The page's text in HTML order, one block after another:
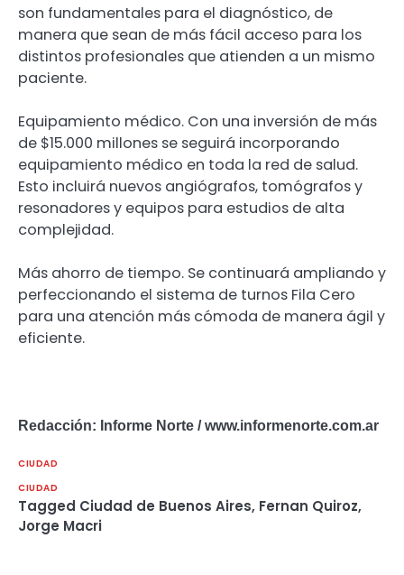
son fundamentales para el diagnóstico, de
manera que sean de más fácil acceso para los
distintos profesionales que atienden a un mismo
paciente.
Equipamiento médico. Con una inversión de más
de $15.000 millones se seguirá incorporando
equipamiento médico en toda la red de salud.
Esto incluirá nuevos angiógrafos, tomógrafos y
resonadores y equipos para estudios de alta
complejidad.
Más ahorro de tiempo. Se continuará ampliando y
perfeccionando el sistema de turnos Fila Cero
para una atención más cómoda de manera ágil y
eficiente.
Redacción: Informe Norte / www.informenorte.com.ar
CIUDAD
CIUDAD
Tagged Ciudad de Buenos Aires, Fernan Quiroz,
Jorge Macri